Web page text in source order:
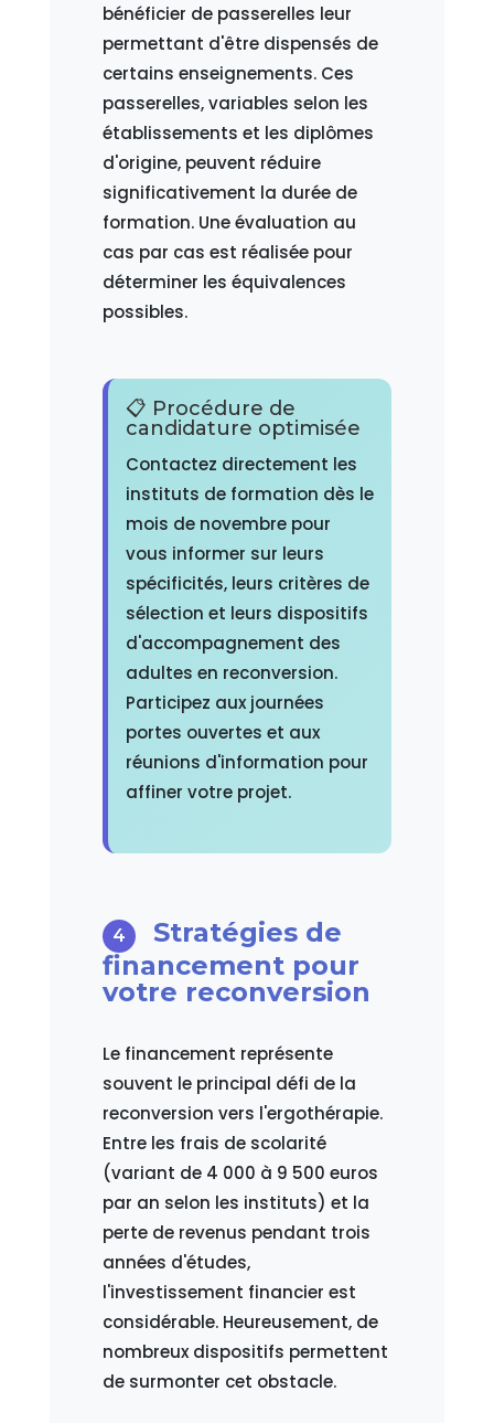
bénéficier de passerelles leur
permettant d'être dispensés de
certains enseignements. Ces
passerelles, variables selon les
établissements et les diplômes
d'origine, peuvent réduire
significativement la durée de
formation. Une évaluation au
cas par cas est réalisée pour
déterminer les équivalences
possibles.
📋 Procédure de
candidature optimisée
Contactez directement les
instituts de formation dès le
mois de novembre pour
vous informer sur leurs
spécificités, leurs critères de
sélection et leurs dispositifs
d'accompagnement des
adultes en reconversion.
Participez aux journées
portes ouvertes et aux
réunions d'information pour
affiner votre projet.
Stratégies de
financement pour
votre reconversion
Le financement représente
souvent le principal défi de la
reconversion vers l'ergothérapie.
Entre les frais de scolarité
(variant de 4 000 à 9 500 euros
par an selon les instituts) et la
perte de revenus pendant trois
années d'études,
l'investissement financier est
considérable. Heureusement, de
nombreux dispositifs permettent
de surmonter cet obstacle.